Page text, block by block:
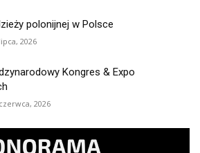
polonijnej w Polsce
2026
Kongres & Expo
2026